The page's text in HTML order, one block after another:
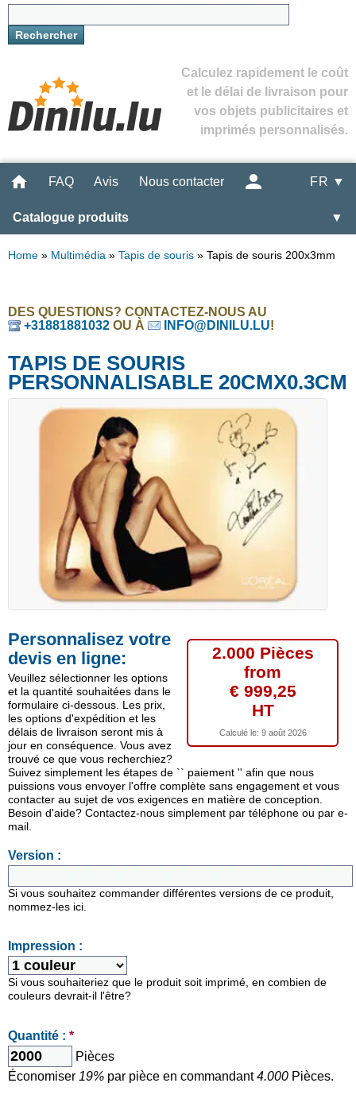
Calculez rapidement le coût
et le délai de livraison pour
vos objets publicitaires et
imprimés personnalisés.
FAQ Avis Nous contacter FR ▼
Catalogue produits ▼
Home » Multimédia » Tapis de souris » Tapis de souris 200x3mm
DES QUESTIONS? CONTACTEZ-NOUS AU
+31881881032 OU À INFO@DINILU.LU!
TAPIS DE SOURIS
PERSONNALISABLE 20CMX0.3CM
2.000 Pièces
from
€ 999,25
HT
Calculé le: 9 août 2026
Personnalisez votre
devis en ligne:
Veuillez sélectionner les options
et la quantité souhaitées dans le
formulaire ci-dessous. Les prix,
les options d'expédition et les
délais de livraison seront mis à
jour en conséquence. Vous avez
trouvé ce que vous recherchiez?
Suivez simplement les étapes de `` paiement '' afin que nous
puissions vous envoyer l'offre complète sans engagement et vous
contacter au sujet de vos exigences en matière de conception.
Besoin d'aide? Contactez-nous simplement par téléphone ou par e-
mail.
Version :
Si vous souhaitez commander différentes versions de ce produit,
nommez-les ici.
Impression :
Si vous souhaiteriez que le produit soit imprimé, en combien de
couleurs devrait-il l'être?
Quantité : *
Pièces
Économiser 19% par pièce en commandant4.000 Pièces.